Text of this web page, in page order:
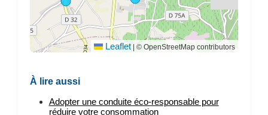
Leaflet | © OpenStreetMap contributors
À lire aussi
Adopter une conduite éco-responsable pour
réduire votre consommation